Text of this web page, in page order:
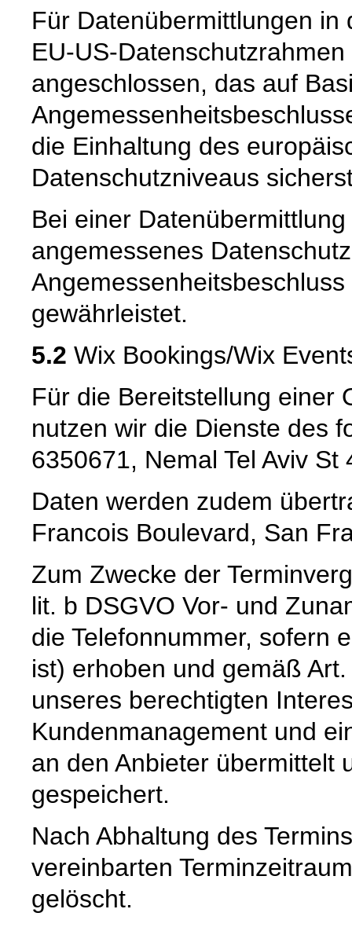
Für Datenübermittlungen in
EU-US-
angeschlossen, das auf
die Einhaltung des
Datenschutzniveaus
Bei einer
angemessenes
gewährleistet.
5.2 Wix Bookings/Wix
Für die Bereitstellung einer
nutzen wir die Dienste des
6350671, Nemal Tel Aviv St
Daten werden zudem
Francois Boulevard, San
Zum Zwecke der
lit. b DSGVO Vor- und
die Telefonnummer, sofern
ist) erhoben und gemäß
unseres berechtigten
Kundenmanagement und
an den Anbieter übermittelt
gespeichert.
Nach Abhaltung des
vereinbarten
gelöscht.